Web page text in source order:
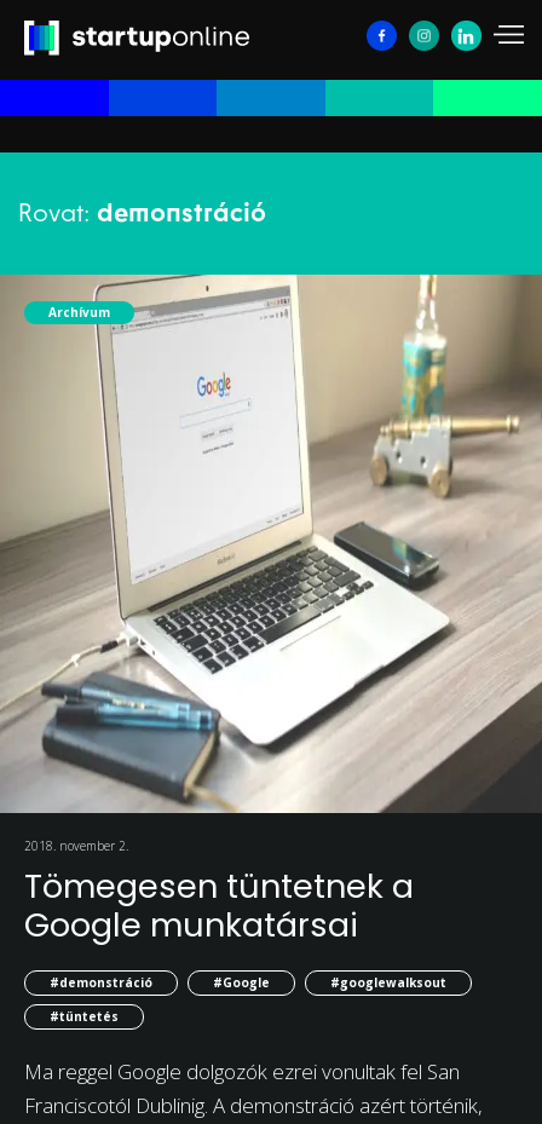
Rovat: demonstráció
Archívum
2018. november 2.
Tömegesen tüntetnek a
Google munkatársai
#demonstráció #Google
#googlewalksout
#tüntetés
Ma reggel Google dolgozók ezrei vonultak fel San
Franciscotól Dublinig. A demonstráció azért történik,